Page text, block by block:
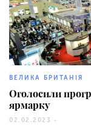
ВЕЛИКА БРИТАНІЯ
Оголосили
ярмарку
02.02.2023 -